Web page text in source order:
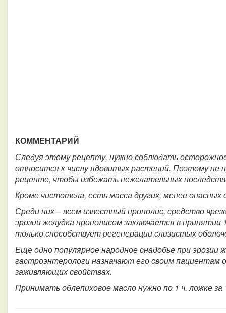
КОММЕНТАРИЙ
Следуя этому рецепту, нужно соблюдать
относится к числу ядовитых растений. Поэтому не
рецепте, чтобы избежать нежелательных
Кроме чистотела, есть масса других, менее
Среди них – всем известный прополис, средство
эрозии желудка прополисом заключается в
только способствует регенерации слизистых
Еще одно популярное народное снадобье при эрозии
гастроэнтерологи назначают его своим пациентам
заживляющих свойствах.
Принимать облепиховое масло нужно по 1 ч. ложке